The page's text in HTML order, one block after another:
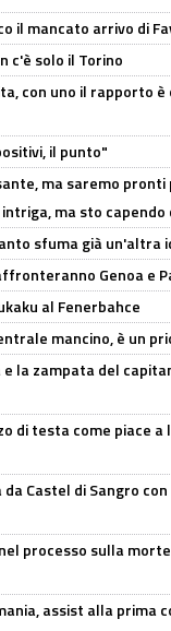
il mancato arrivo di
c'è solo il Torino
con uno il rapporto
il punto"
ma saremo
ma sto capendo
sfuma già un'altra
Genoa e
al Fenerbahce
mancino, è un
la zampata del
di testa come piace a
Castel di Sangro
processo sulla
assist alla prima